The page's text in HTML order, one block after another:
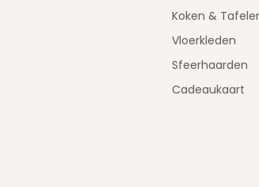
Koken &
Vloerkleden
Sfeerhaarden
Cadeaukaart